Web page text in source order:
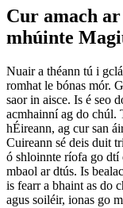
Cur amach
mhúinte
Nuair a théann tú i
romhat le bónas mór.
saor in aisce. Is é seo
acmhainní ag do chúl.
hÉireann, ag cur san
Cuireann sé deis duit
ó shloinnte ríofa go dtí
mbaol ar dtús. Is
is fearr a bhaint as do
agus soiléir, ionas go